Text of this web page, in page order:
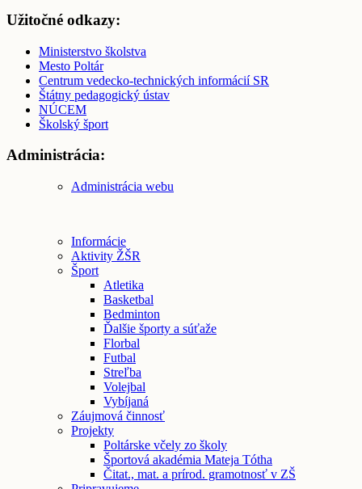
Užitočné odkazy:
Ministerstvo školstva
Mesto Poltár
Centrum vedecko-technických informácií SR
Štátny pedagogický ústav
NÚCEM
Školský šport
Administrácia:
Administrácia webu
Informácie
Aktivity ŽŠR
Šport
Atletika
Basketbal
Bedminton
Ďalšie športy a súťaže
Florbal
Futbal
Streľba
Volejbal
Vybíjaná
Záujmová činnosť
Projekty
Poltárske včely zo školy
Športová akadémia Mateja Tótha
Čitat., mat. a prírod. gramotnosť v ZŠ